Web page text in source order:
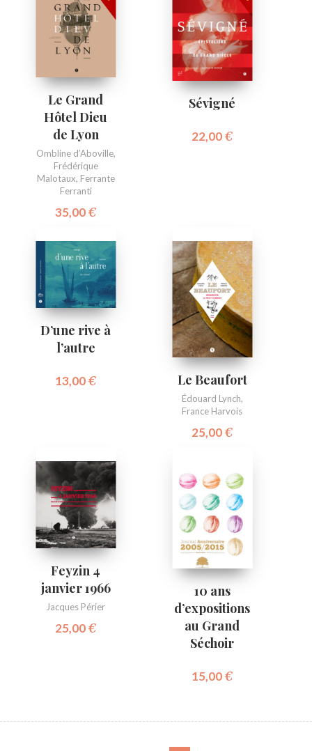
Le Grand
Hôtel Dieu
de Lyon
Ombline d’Aboville,
Frédérique
Malotaux, Ferrante
Ferranti
35,00€
Sévigné
22,00€
D’une rive à
l’autre
13,00€ Le Beaufort
Édouard Lynch,
France Harvois
25,00€
Feyzin 4
janvier 1966
Jacques Périer
25,00€
10 ans
d’expositions
au Grand
Séchoir
15,00€